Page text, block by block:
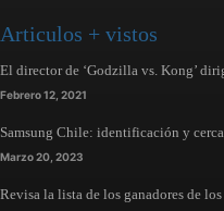
Articulos + vistos
El director de ‘Godzilla vs. Kong’
Febrero 12, 2021
Samsung Chile: identificación y
Marzo 20, 2023
Revisa la lista de los ganadores de